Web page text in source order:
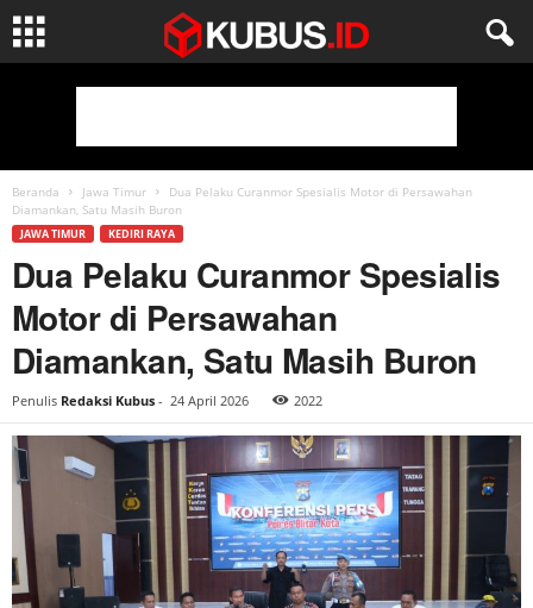
Beranda Jawa Timur
Dua Pelaku Curanmor Spesialis Motor di Persawahan
Diamankan, Satu Masih Buron
JAWA TIMUR KEDIRI RAYA
Dua Pelaku Curanmor Spesialis
Motor di Persawahan
Diamankan, Satu Masih Buron
Penulis Redaksi Kubus - 24 April 2026 2022